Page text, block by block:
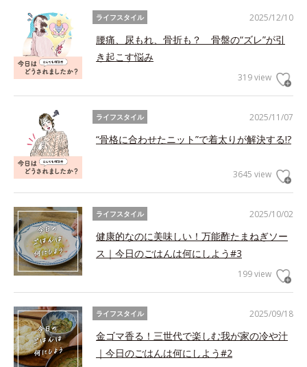
2025/12/10
ライフスタイル
腰痛、尿もれ、骨折も？ 骨盤の“ズレ”が引
き起こす悩み
319 view
2025/11/07
ライフスタイル
“骨格に合わせたニット”で着太りが解決する!?
3645 view
2025/10/02
ライフスタイル
健康的なのに美味しい！万能酢たまねぎソー
ス｜今日のごはんは何にしよう#3
199 view
2025/09/18
ライフスタイル
金ゴマ香る！三世代で楽しむ我が家の冷や汁
｜今日のごはんは何にしよう#2